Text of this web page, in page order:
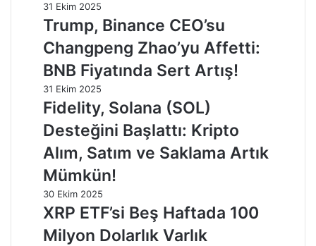
31 Ekim 2025
Trump, Binance CEO’su
Changpeng Zhao’yu Affetti:
BNB Fiyatında Sert Artış!
31 Ekim 2025
Fidelity, Solana (SOL)
Desteğini Başlattı: Kripto
Alım, Satım ve Saklama Artık
Mümkün!
30 Ekim 2025
XRP ETF’si Beş Haftada 100
Milyon Dolarlık Varlık